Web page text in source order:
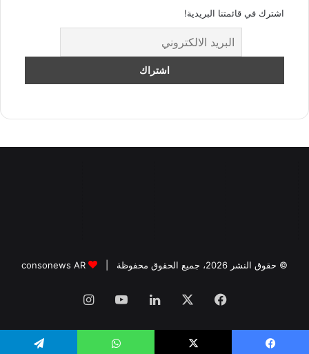
اشترك في قائمتنا البريدية!
© حقوق النشر 2026، جميع الحقوق محفوظة | consonews AR
فيسبوك لينكدإن‫YouTubeانستقرام